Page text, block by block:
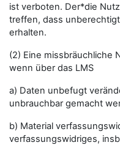
ist verboten. Der*die
treffen, dass
erhalten.
(2) Eine missbräuchliche
wenn über das LMS
a) Daten unbefugt
unbrauchbar gemacht
b) Material
verfassungswidriges,